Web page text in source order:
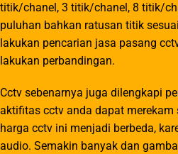
titik/chanel, 3 titik/chanel, 8 titik/
puluhan bahkan ratusan titik
lakukan pencarian jasa pasang
lakukan perbandingan.
Cctv sebenarnya juga dilengkapi
aktifitas cctv anda dapat merekam
harga cctv ini menjadi berbeda,
audio. Semakin banyak dan